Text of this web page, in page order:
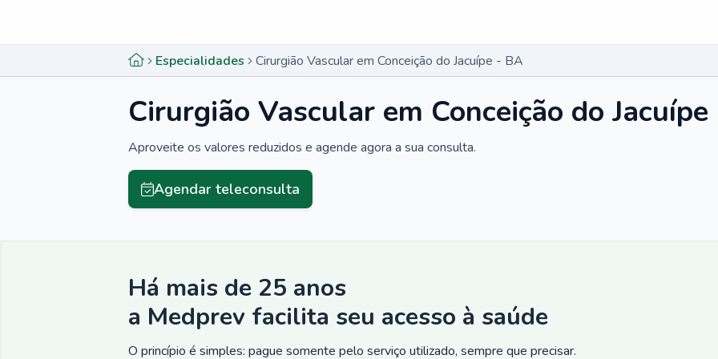
Especialidades Cirurgião Vascular em Conceição do Jacuípe - BA
Cirurgião Vascular em Conceição do
Aproveite os valores reduzidos e agende agora a sua consulta.
Agendar teleconsulta
Há mais de 25 anos
a Medprev facilita seu acesso à saúde
O princípio é simples: pague somente pelo serviço utilizado, sempre que precisar.